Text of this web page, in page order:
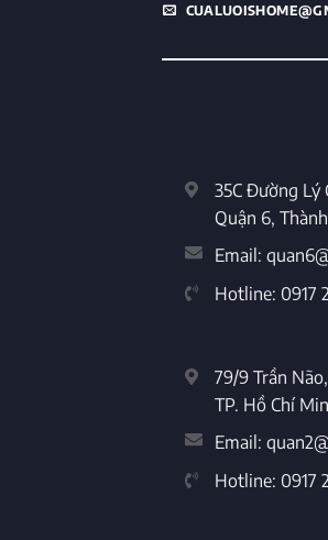
35C Đường Lý
Quận 6,
Email:
Hotline: 0917
79/9 Trần
TP. Hồ Chí
Email:
Hotline: 0917